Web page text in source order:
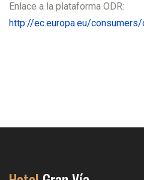
Enlace a la plataforma ODR:
http://ec.europa.eu/